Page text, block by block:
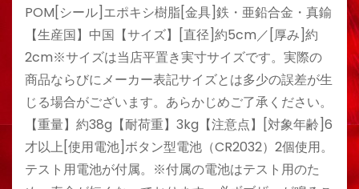
POM[シール]エポキシ樹脂[金具]鉄・亜鉛合金・真鍮
【生産国】中国【サイズ】[直径]約5cm／[厚み]約
2cm※サイズは当店平置き実寸サイズです。実際の
商品ならびにメーカー表記サイズとは多少の誤差が生
じる場合がございます。あらかじめご了承ください。
【重量】約38g【耐荷重】3kg【注意点】[対象年齢]6
才以上[使用電池]ボタン型電池（CR2032）2個使用。
テスト用電池が付属。※付属の電池はテスト用のた